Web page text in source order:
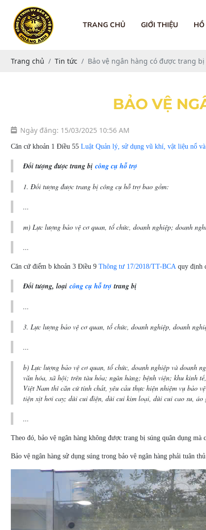
TRANG CHỦ GIỚI THIỆU
Trang chủ Tin tức Bảo vệ ngân hàng có được trang
BẢO VỆ
Ngày đăng: 15/03/2025 10:56 AM
Căn cứ khoản 1 Điều 55 Luật Quản lý, sử dụng vũ khí, vật liệu nổ
Đối tượng được trang bị công cụ hỗ trợ
1. Đối tượng được trang bị công cụ hỗ trợ bao gồm:
...
m) Lực lượng bảo vệ cơ quan, tổ chức, doanh nghiệp; doanh
...
Căn cứ điểm b khoản 3 Điều 9 Thông tư 17/2018/TT-BCA quy định
Đối tượng, loại công cụ hỗ trợ trang bị
...
3. Lực lượng bảo vệ cơ quan, tổ chức, doanh nghiệp, doanh
...
b) Lực lượng bảo vệ cơ quan, tổ chức, doanh nghiệp và doanh
văn hóa, xã hội; trên tàu hỏa; ngân hàng; bệnh viện; khu kinh
Việt Nam thì căn cứ tính chất, yêu cầu thực hiện nhiệm vụ bảo
tiện xịt hơi cay; dùi cui điện, dùi cui kim loại, dùi cui cao su, áo
...
Theo đó, bảo vệ ngân hàng không được trang bị súng quân dụng
Bảo vệ ngân hàng sử dụng súng trong bảo vệ ngân hàng phải tuân